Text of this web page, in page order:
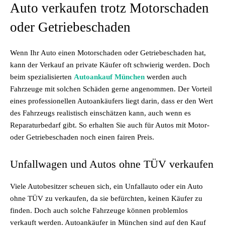
Auto verkaufen trotz Motorschaden
oder Getriebeschaden
Wenn Ihr Auto einen Motorschaden oder Getriebeschaden hat,
kann der Verkauf an private Käufer oft schwierig werden. Doch
beim spezialisierten Autoankauf München werden auch
Fahrzeuge mit solchen Schäden gerne angenommen. Der Vorteil
eines professionellen Autoankäufers liegt darin, dass er den Wert
des Fahrzeugs realistisch einschätzen kann, auch wenn es
Reparaturbedarf gibt. So erhalten Sie auch für Autos mit Motor-
oder Getriebeschaden noch einen fairen Preis.
Unfallwagen und Autos ohne TÜV verkaufen
Viele Autobesitzer scheuen sich, ein Unfallauto oder ein Auto
ohne TÜV zu verkaufen, da sie befürchten, keinen Käufer zu
finden. Doch auch solche Fahrzeuge können problemlos
verkauft werden. Autoankäufer in München sind auf den Kauf